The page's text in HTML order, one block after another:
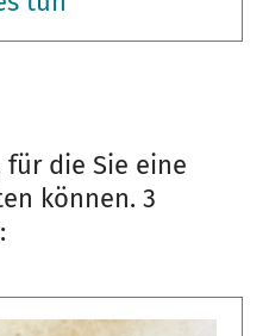
für die Sie eine
können. 3